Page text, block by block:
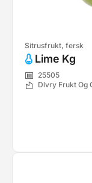
Sitrusfrukt, fersk
Lime Kg
25505
Dlvry Frukt Og